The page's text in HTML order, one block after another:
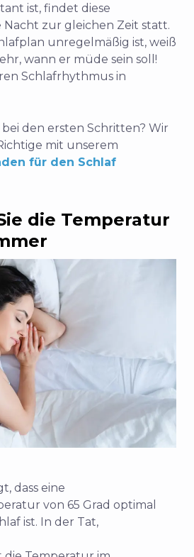
ist, findet diese
Nacht zur gleichen Zeit statt.
unregelmäßig ist, weiß
wann er müde sein soll!
Schlafrhythmus in
bei den ersten Schritten? Wir
mit unserem
für den Schlaf
die Temperatur
dass eine
von 65 Grad optimal
ist. In der Tat,